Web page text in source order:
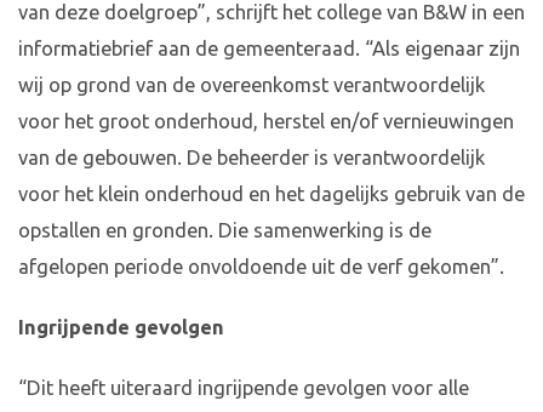
van deze doelgroep”, schrijft het college van B&W in een
informatiebrief aan de gemeenteraad. “Als eigenaar zijn
wij op grond van de overeenkomst verantwoordelijk
voor het groot onderhoud, herstel en/of vernieuwingen
van de gebouwen. De beheerder is verantwoordelijk
voor het klein onderhoud en het dagelijks gebruik van de
opstallen en gronden. Die samenwerking is de
afgelopen periode onvoldoende uit de verf gekomen”.
Ingrijpende gevolgen
“Dit heeft uiteraard ingrijpende gevolgen voor alle